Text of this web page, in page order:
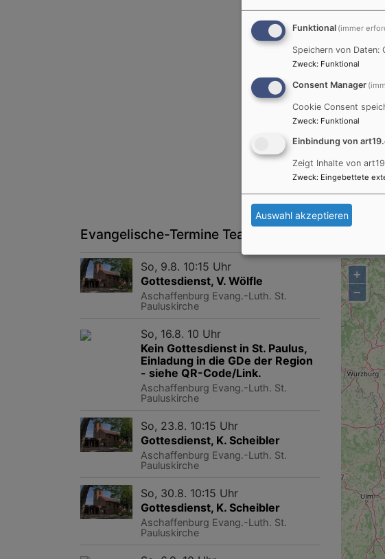
Evangelische-Termine Teaser
So, 9.8. 10:15 Uhr
Gottesdienst, V. Wölfle
Aschaffenburg Evang.-Luth. St.
Pauluskirche
So, 16.8. 10 Uhr
Kein Gottesdienst in St. Paulus,
Einladung in die GDe der Region
- siehe QR-Code/Link.
Aschaffenburg Evang.-Luth. St.
Pauluskirche
So, 23.8. 10:15 Uhr
Gottesdienst, K. Scheibler
Aschaffenburg Evang.-Luth. St.
Pauluskirche
So, 30.8. 10:15 Uhr
Gottesdienst, K. Scheibler
Aschaffenburg Evang.-Luth. St.
Pauluskirche
+
−
Funktional (immer
Speichern von
Zweck: Funktional
Consent Manager
Cookie Consent
Zweck: Funktional
Einbindung von
Zeigt Inhalte von
Zweck: Eingebettete
Auswahl akzeptieren